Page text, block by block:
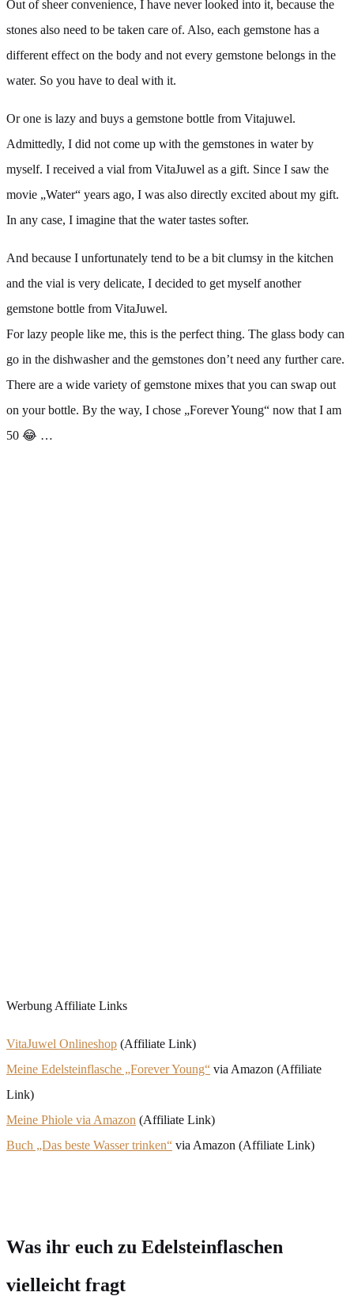
Out of sheer convenience, I have never looked into it, because the
stones also need to be taken care of. Also, each gemstone has a
different effect on the body and not every gemstone belongs in the
water. So you have to deal with it.
Or one is lazy and buys a gemstone bottle from Vitajuwel.
Admittedly, I did not come up with the gemstones in water by
myself. I received a vial from VitaJuwel as a gift. Since I saw the
movie „Water“ years ago, I was also directly excited about my gift.
In any case, I imagine that the water tastes softer.
And because I unfortunately tend to be a bit clumsy in the kitchen
and the vial is very delicate, I decided to get myself another
gemstone bottle from VitaJuwel.
For lazy people like me, this is the perfect thing. The glass body can
go in the dishwasher and the gemstones don’t need any further care.
There are a wide variety of gemstone mixes that you can swap out
on your bottle. By the way, I chose „Forever Young“ now that I am
50 😂 …
Werbung Affiliate Links
VitaJuwel Onlineshop (Affiliate Link)
Meine Edelsteinflasche „Forever Young“ via Amazon (Affiliate
Link)
Meine Phiole via Amazon (Affiliate Link)
Buch „Das beste Wasser trinken“ via Amazon (Affiliate Link)
Was ihr euch zu Edelsteinflaschen
vielleicht fragt